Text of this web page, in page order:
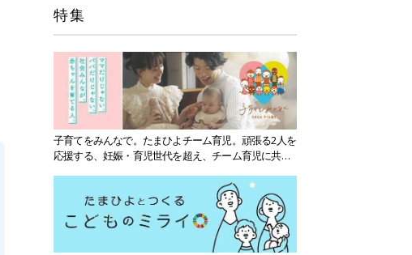
特集
子育てをみんなで。たまひよチーム育児。頑張る2人を
応援する、妊娠・育児世代を超え、チーム育児に共感